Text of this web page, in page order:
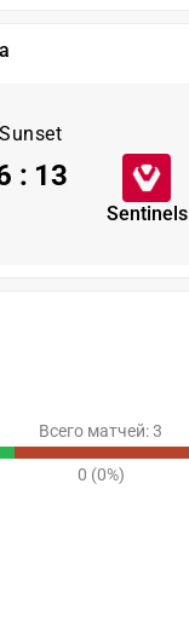
Sunset
Sentinels
: 13
Всего матчей: 3
0 (0%)